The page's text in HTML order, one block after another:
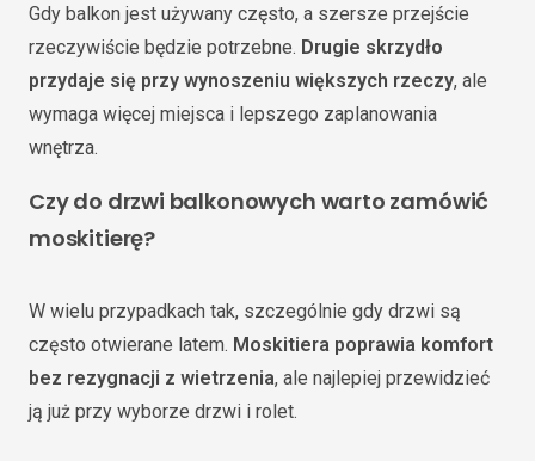
Gdy balkon jest używany często, a szersze przejście
rzeczywiście będzie potrzebne. Drugie skrzydło
przydaje się przy wynoszeniu większych rzeczy, ale
wymaga więcej miejsca i lepszego zaplanowania
wnętrza.
Czy do drzwi balkonowych warto zamówić
moskitierę?
W wielu przypadkach tak, szczególnie gdy drzwi są
często otwierane latem. Moskitiera poprawia komfort
bez rezygnacji z wietrzenia, ale najlepiej przewidzieć
ją już przy wyborze drzwi i rolet.